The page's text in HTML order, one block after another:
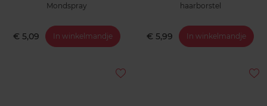
Mondspray
€ 5,09 In winkelmandje
haarborstel
€ 5,99 In winkelmandje